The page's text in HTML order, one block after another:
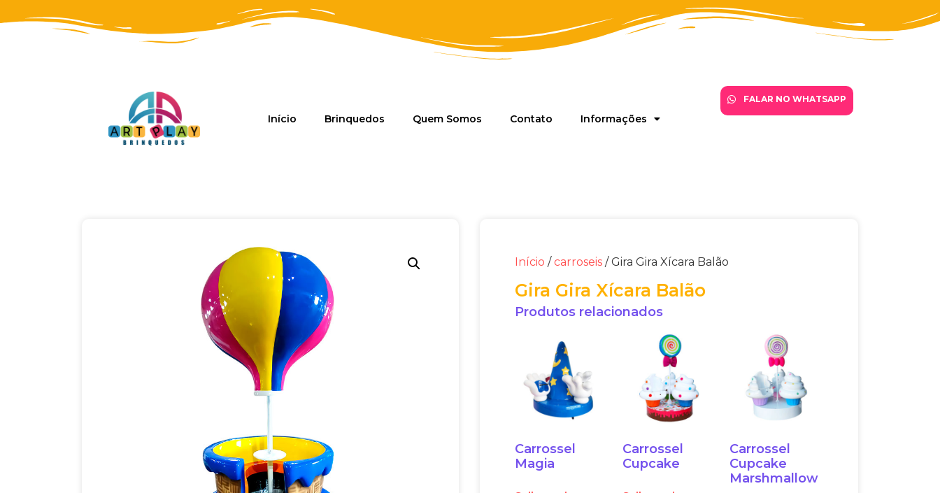
Início Brinquedos Quem Somos Contato Informações
FALAR NO WHATSAPP
Início / carroseis/ Gira Gira Xícara Balão
Gira Gira Xícara Balão
Produtos relacionados
Carrossel
Magia
Carrossel
Cupcake
Carrossel
Cupcake
Marshmallow